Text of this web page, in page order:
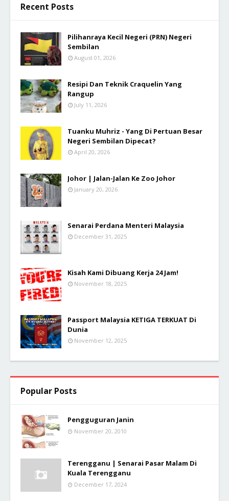
Recent Posts
Pilihanraya Kecil Negeri (PRN) Negeri
Sembilan
August 01, 2026
Resipi Dan Teknik Craquelin Yang
Rangup
July 11, 2026
Tuanku Muhriz - Yang Di Pertuan Besar
Negeri Sembilan Dipecat?
April 20, 2026
Johor | Jalan-Jalan Ke Zoo Johor
January 20, 2026
Senarai Perdana Menteri Malaysia
December 31, 2025
Kisah Kami Dibuang Kerja 24 Jam!
November 18, 2025
Passport Malaysia KETIGA TERKUAT Di
Dunia
November 12, 2025
Popular Posts
Pengguguran Janin
November 20, 2010
Terengganu | Senarai Pasar Malam Di
Kuala Terengganu
December 17, 2024